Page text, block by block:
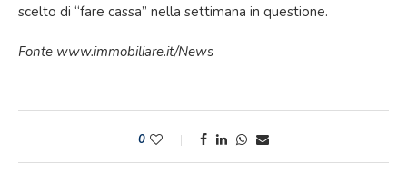
scelto di “fare cassa” nella settimana in questione.
Fonte www.immobiliare.it/News
0